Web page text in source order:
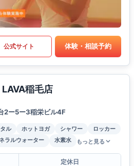
公式サイト 体験・相談予約
稲毛店
2ー5ー3稲栄ビル4F
ル ホットヨガ シャワー
ロッカー
ラルウォーター 水素水 もっと見る
定休日